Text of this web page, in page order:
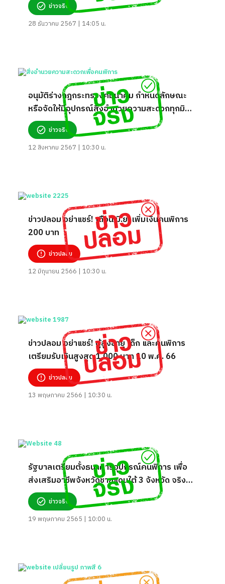
ข่าวจริง
28 ธันวาคม 2567 | 14:05 น.
อนุมัติร่างกฎกระทรวงคมนาคม กำหนดลักษณะ
หรือจัดให้มีอุปกรณ์สิ่งอำนวยความสะดวกทุกมิติ
เพื่อคนพิการ จริงหรือ?
ข่าวจริง
12 สิงหาคม 2567 | 10:30 น.
ข่าวปลอม อย่าแชร์! เดือน มิ.ย. เพิ่มเงินคนพิการ
200 บาท
ข่าวปลอม
12 มิถุนายน 2566 | 10:30 น.
ข่าวปลอม อย่าแชร์! ผู้สูงอายุ เด็ก และคนพิการ
เตรียมรับเงินสูงสุด 1,000 บาท 10 พ.ค. 66
ข่าวปลอม
13 พฤษภาคม 2566 | 10:30 น.
รัฐบาลเตรียมตั้งธนาคารอุปกรณ์คนพิการ เพื่อ
ส่งเสริมอาชีพจังหวัดชายแดนใต้ 3 จังหวัด จริง
หรือ?
ข่าวจริง
19 พฤษภาคม 2565 | 10:00 น.